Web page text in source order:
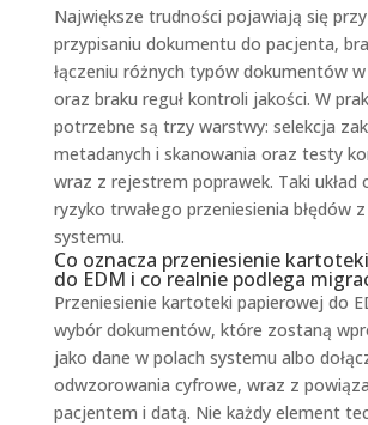
Największe trudności pojawiają się przy
przypisaniu dokumentu do pacjenta,
łączeniu różnych typów dokumentów
oraz braku reguł kontroli jakości. W
potrzebne są trzy warstwy: selekcja
metadanych i skanowania oraz testy
wraz z rejestrem poprawek. Taki układ
ryzyko trwałego przeniesienia błędów
systemu.
Co oznacza przeniesienie
do EDM i co realnie podlega
Przeniesienie kartoteki papierowej do
wybór dokumentów, które zostaną
jako dane w polach systemu albo
odwzorowania cyfrowe, wraz z
pacjentem i datą. Nie każdy element